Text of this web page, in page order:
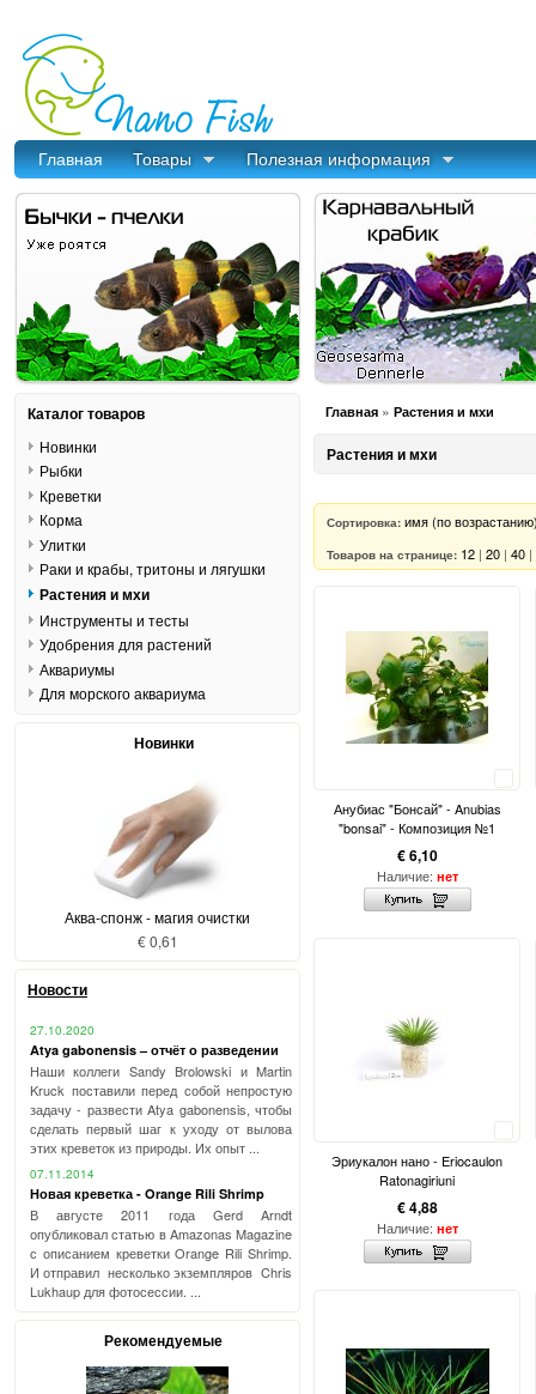
Главная Товары Полезная информация
Главная » Растения и мхи
Растения и мхи
Сортировка: имя (по
Товаров на странице: 12 | 20 | 40 |
Анубиас "Бонсай" - Anubias
"bonsai" - Композиция №1
€ 6,10
Наличие: нет
Эриукалон нано - Eriocaulon
Ratonagiriuni
€ 4,88
Наличие: нет
Каталог товаров
Новинки
Рыбки
Креветки
Корма
Улитки
Раки и крабы, тритоны и лягушки
Растения и мхи
Инструменты и тесты
Удобрения для растений
Аквариумы
Для морского аквариума
Новинки
Аква-спонж - магия очистки
€ 0,61
Новости
27.10.2020
Atya gabonensis – отчёт о разведении
Наши коллеги Sandy Brolowski и Martin
Kruck поставили перед собой непростую
задачу - развести Atya gabonensis, чтобы
сделать первый шаг к уходу от вылова
этих креветок из природы. Их опыт ...
07.11.2014
Новая креветка - Orange Rili Shrimp
В августе 2011 года Gerd Arndt
опубликовал статью в Amazonas Magazine
с описанием креветки Orange Rili Shrimp.
И отправил несколько экземпляров Chris
Lukhaup для фотосессии. ...
Рекомендуемые